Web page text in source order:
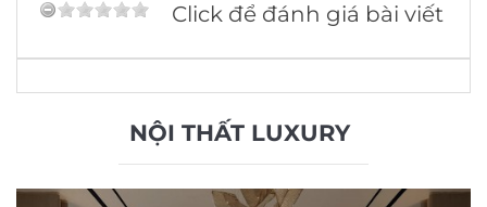
Click để đánh giá bài viết
NỘI THẤT LUXURY